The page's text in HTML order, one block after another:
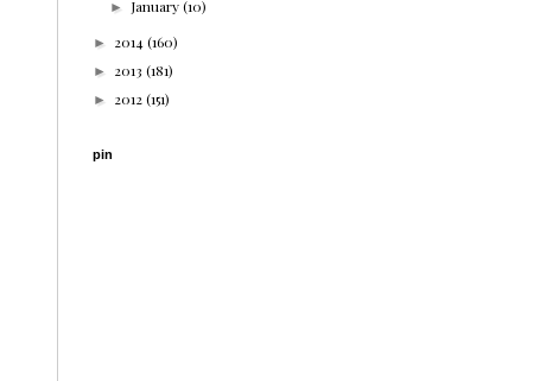
► January(10)
► 2014 (160)
► 2013 (181)
► 2012(151)
pin